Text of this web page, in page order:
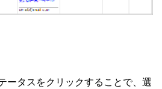
ータスをクリックすることで、選